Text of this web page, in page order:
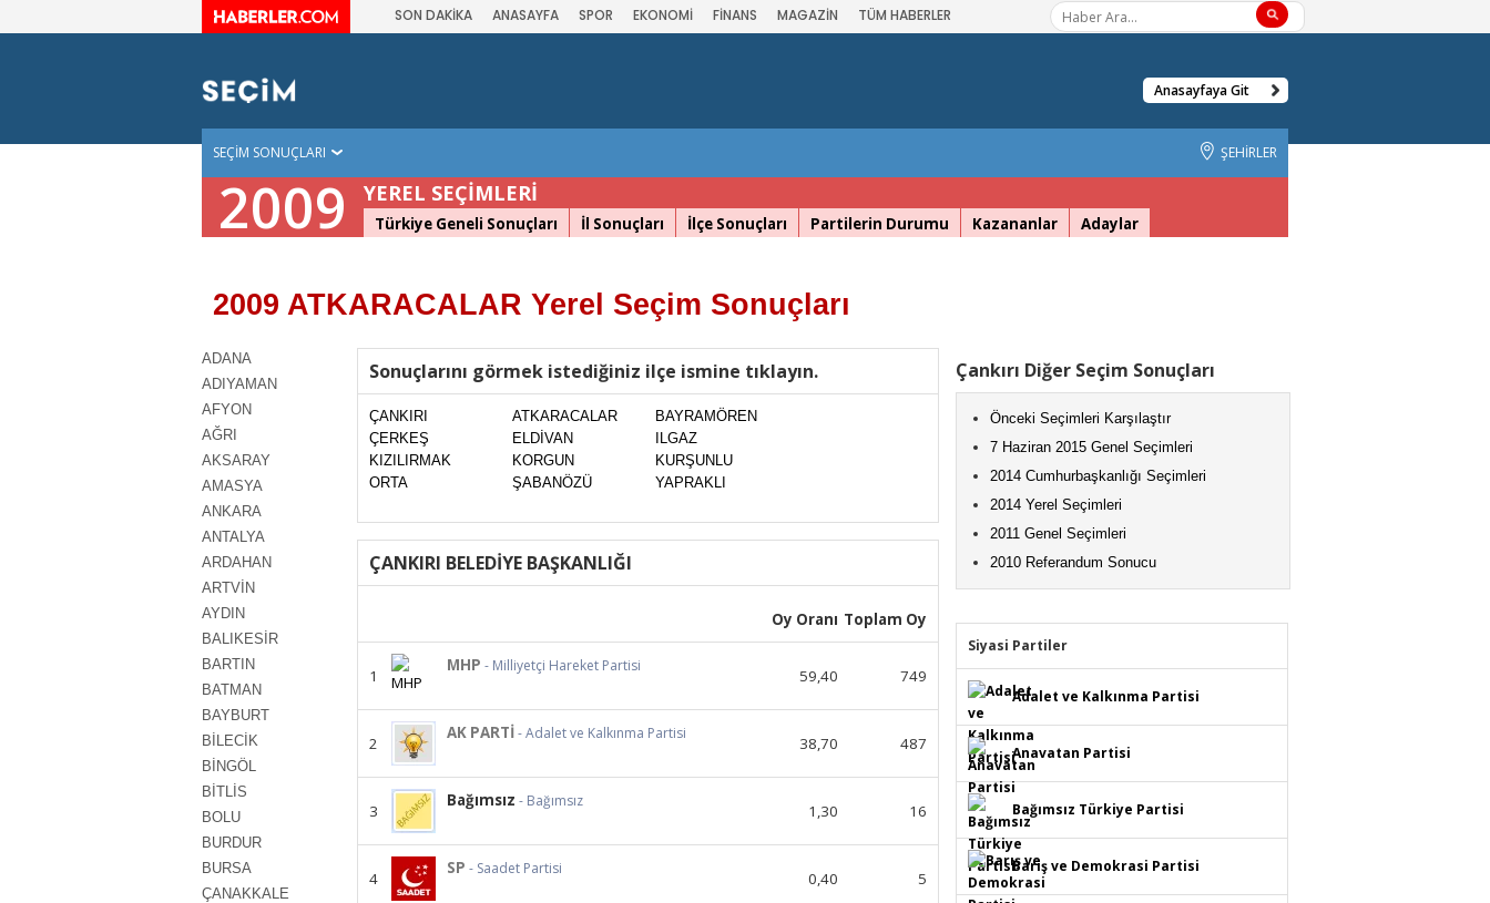
SON DAKİKA ANASAYFA SPOR EKONOMİ FİNANS MAGAZİN TÜM HABERLER
Anasayfaya Git
SEÇİM SONUÇLARI ŞEHİRLER
2009 YEREL SEÇİMLERİ
Türkiye Geneli Sonuçları İl Sonuçları İlçe Sonuçları Partilerin Durumu Kazananlar Adaylar
2009 ATKARACALAR Yerel Seçim Sonuçları
ADANA
ADIYAMAN
AFYON
AĞRI
AKSARAY
AMASYA
ANKARA
ANTALYA
ARDAHAN
ARTVİN
AYDIN
BALIKESİR
BARTIN
BATMAN
BAYBURT
BİLECİK
BİNGÖL
BİTLİS
BOLU
BURDUR
BURSA
ÇANAKKALE
Sonuçlarını görmek istediğiniz ilçe ismine tıklayın.
ÇANKIRI ATKARACALAR
BAYRAMÖREN
ÇERKEŞ
ELDİVAN
ILGAZ
KIZILIRMAK
KORGUN
KURŞUNLU
ORTA
ŞABANÖZÜ YAPRAKLI
ÇANKIRI BELEDİYE BAŞKANLIĞI
Oy Oranı Toplam Oy
1
MHP - Milliyetçi Hareket Partisi
59,40 749
2
AK PARTİ- Adalet ve Kalkınma Partisi
38,70 487
3
Bağımsız - Bağımsız
1,30 16
4
SP - Saadet Partisi
0,40 5
Çankırı Diğer Seçim Sonuçları
Önceki Seçimleri Karşılaştır
7 Haziran 2015 Genel Seçimleri
2014 Cumhurbaşkanlığı Seçimleri
2014 Yerel Seçimleri
2011 Genel Seçimleri
2010 Referandum Sonucu
Siyasi Partiler
Adalet ve Kalkınma Partisi
Anavatan Partisi
Bağımsız Türkiye Partisi
Barış ve Demokrasi Partisi